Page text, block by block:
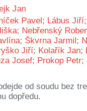
Jan
Pavel ; Lábus Jiří
; Nebřenský
; Škvrna Jarmil ;
Jiří; Kolařík Jan;
Josef; Prokop Petr;
od soudu bez
dopředu.